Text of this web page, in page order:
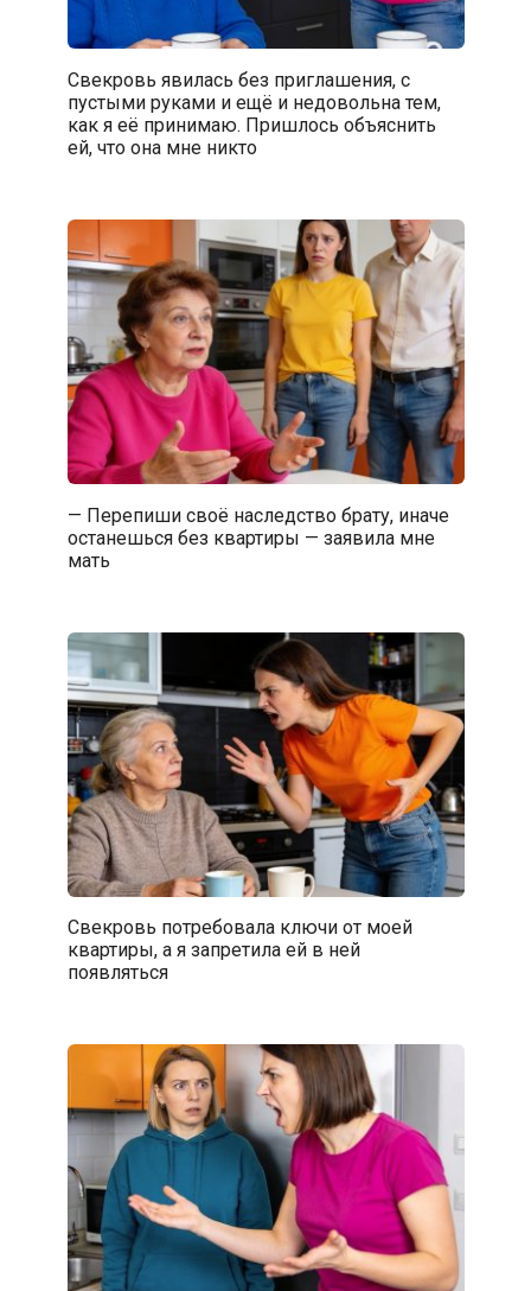
Свекровь явилась без приглашения, с
пустыми руками и ещё и недовольна тем,
как я её принимаю. Пришлось объяснить
ей, что она мне никто
— Перепиши своё наследство брату, иначе
останешься без квартиры — заявила мне
мать
Свекровь потребовала ключи от моей
квартиры, а я запретила ей в ней
появляться